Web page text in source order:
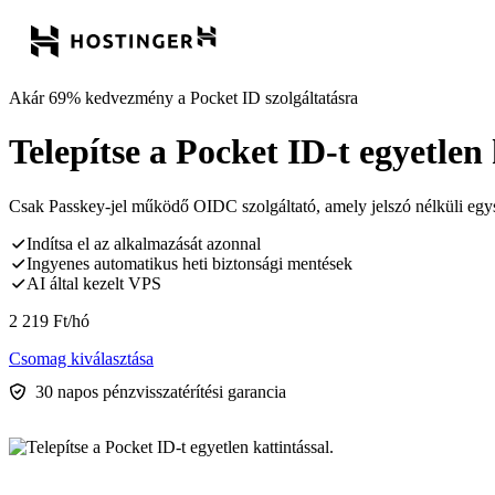
Akár 69% kedvezmény a Pocket ID szolgáltatásra
Telepítse a Pocket ID-t
Csak Passkey-jel működő OIDC szolgáltató, amely jelszó nélküli
Indítsa el az alkalmazását azonnal
Ingyenes automatikus heti biztonsági mentések
AI által kezelt VPS
2 219 Ft/hó
Csomag kiválasztása
30 napos pénzvisszatérítési garancia